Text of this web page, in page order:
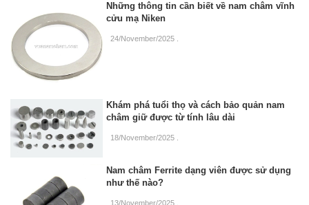
Những thông tin cần biết về nam châm vĩnh
cửu mạ Niken
24/November/2025
Khám phá tuổi thọ và cách bảo quản nam
châm giữ được từ tính lâu dài
18/November/2025
Nam châm Ferrite dạng viên được sử dụng
như thế nào?
13/November/2025